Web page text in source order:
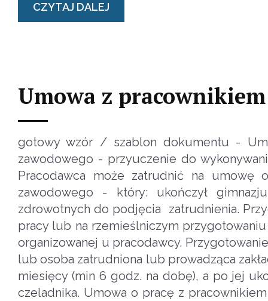
CZYTAJ DALEJ
Umowa z
gotowy wzór / szablon dokumentu -
zawodowego - przyuczenie do
Pracodawca może zatrudnić na umowę
zawodowego - który: ukończył
zdrowotnych do podjęcia zatrudnienia.
pracy lub na rzemieślniczym
organizowanej u pracodawcy.
lub osoba zatrudniona lub prowadząca
miesięcy (min 6 godz. na dobę), a po jej
czeladnika. Umowa o pracę z